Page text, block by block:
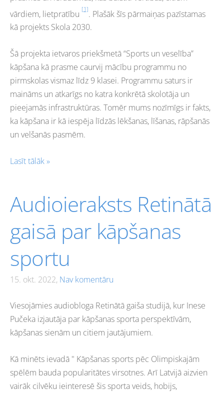
vārdiem, lietpratību [1]. Plašāk šīs pārmaiņas pazīstamas
kā projekts Skola 2030.
Šā projekta ietvaros priekšmetā “Sports un veselība”
kāpšana kā prasme caurvij mācību programmu no
pirmskolas vismaz līdz 9 klasei. Programmu saturs ir
maināms un atkarīgs no katra konkrētā skolotāja un
pieejamās infrastruktūras. Tomēr mums nozīmīgs ir fakts,
ka kāpšana ir kā iespēja līdzās lēkšanas, līšanas, rāpšanās
un velšanās pasmēm.
Lasīt tālāk »
Audioieraksts Retinātā
gaisā par kāpšanas
sportu
15. okt. 2022, Nav komentāru
Viesojāmies audiobloga Retinātā gaiša studijā, kur Inese
Pučeka izjautāja par kāpšanas sporta perspektīvām,
kāpšanas sienām un citiem jautājumiem.
Kā minēts ievadā " Kāpšanas sports pēc Olimpiskajām
spēlēm bauda popularitātes virsotnes. Arī Latvijā aizvien
vairāk cilvēku ieinteresē šis sporta veids, hobijs,